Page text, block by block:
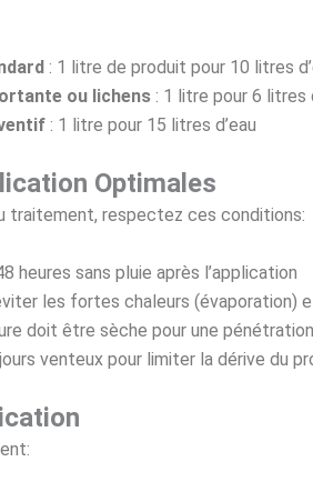
: 1 litre de produit pour 10 litres
ou lichens : 1 litre pour 6 litres
: 1 litre pour 15 litres d’eau
Optimales
traitement, respectez ces conditions:
heures sans pluie après l’application
les fortes chaleurs (évaporation)
doit être sèche pour une
venteux pour limiter la dérive du